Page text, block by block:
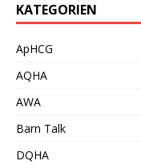
KATEGORIEN
ApHCG
AQHA
AWA
Barn Talk
DQHA